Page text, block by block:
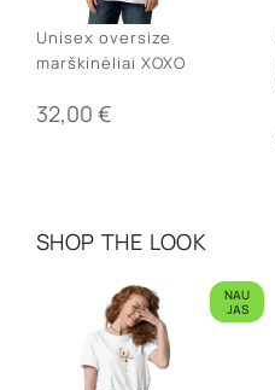
Unisex oversize
marškinėliai XOXO
32,00 €
SHOP THE LOOK
NAU
JAS